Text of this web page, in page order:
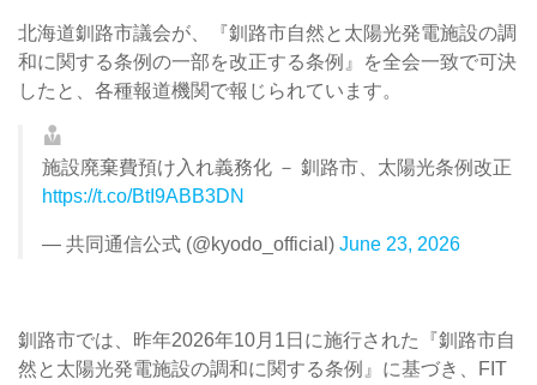
北海道釧路市議会が、『釧路市自然と太陽光発電施設の調
和に関する条例の一部を改正する条例』を全会一致で可決
したと、各種報道機関で報じられています。
施設廃棄費預け入れ義務化 － 釧路市、太陽光条例改正
https://t.co/BtI9ABB3DN
— 共同通信公式 (@kyodo_official) June 23, 2026
釧路市では、昨年2026年10月1日に施行された『釧路市自
然と太陽光発電施設の調和に関する条例』に基づき、FIT